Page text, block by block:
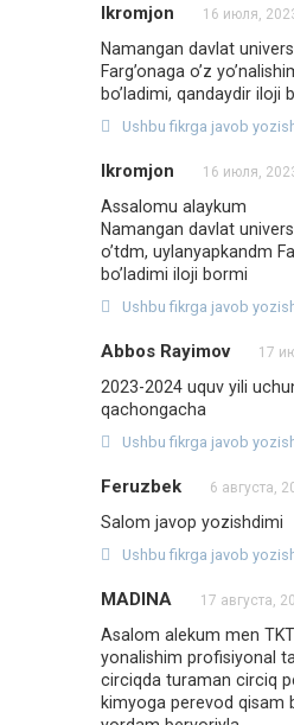
Ikromjon 16 июля,
Namangan davlat
Farg’onaga o’z
bo’ladimi, qandaydir iloji
Ushbu fikrga javob
Ikromjon 16 июля,
Assalomu alaykum
Namangan davlat
o’tdm, uylanyapkandm
bo’ladimi iloji bormi
Ushbu fikrga javob
Abbos Rayimov 17
2023-2024 uquv yili
qachongacha
Ushbu fikrga javob
Feruzbek 6 августа,
Salom javop yozishdimi
Ushbu fikrga javob
MADINA 17 августа,
Asalom alekum men
yonalishim profisiyonal
circiqda turaman circiq
kimyoga perevod qisam